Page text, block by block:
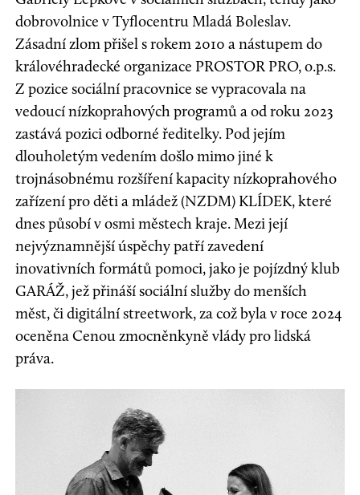
dobrovolnice v Tyflocentru Mladá Boleslav.
Zásadní zlom přišel s rokem 2010 a nástupem do
královéhradecké organizace PROSTOR PRO, o.p.s.
Z pozice sociální pracovnice se vypracovala na
vedoucí nízkoprahových programů a od roku 2023
zastává pozici odborné ředitelky. Pod jejím
dlouholetým vedením došlo mimo jiné k
trojnásobnému rozšíření kapacity nízkoprahového
zařízení pro děti a mládež (NZDM) KLÍDEK, které
dnes působí v osmi městech kraje. Mezi její
nejvýznamnější úspěchy patří zavedení
inovativních formátů pomoci, jako je pojízdný klub
GARÁŽ, jež přináší sociální služby do menších
měst, či digitální streetwork, za což byla v roce 2024
oceněna Cenou zmocněnkyně vlády pro lidská
práva.